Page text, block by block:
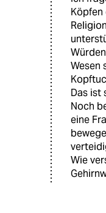
Köpfen
Wesen
Das ist
Noch
eine
Wie